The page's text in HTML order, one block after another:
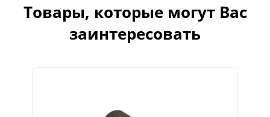
Товары, которые могут Вас
заинтересовать